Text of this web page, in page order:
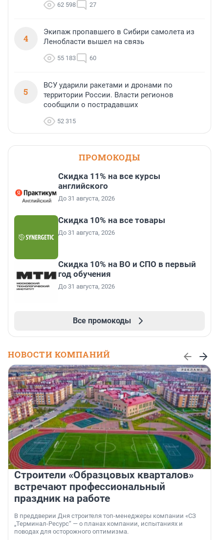
62 598 27
4
Экипаж пропавшего в Сибири самолета из
Ленобласти вышел на связь
55 183 60
5
ВСУ ударили ракетами и дронами по
территории России. Власти регионов
сообщили о пострадавших
52 315
ПРОМОКОДЫ
Скидка 11% на все курсы
английского
До 31 августа, 2026
Скидка 10% на все товары
До 31 августа, 2026
Скидка 10% на ВО и СПО в первый
год обучения
До 31 августа, 2026
Все промокоды
НОВОСТИ КОМПАНИЙ
Строители «Образцовых кварталов»
встречают профессиональный
праздник на работе
В преддверии Дня строителя топ-менеджеры компании «СЗ
„Терминал-Ресурс“ — о планах компании, испытаниях и
поводах для осторожного оптимизма.